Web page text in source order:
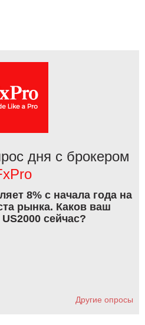
дня с брокером
8% с начала года на
рынка. Каков ваш
сейчас?
Другие опросы